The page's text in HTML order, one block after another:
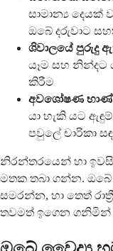
සාමාන්‍ය
ඔබේ දරුවාට
ශිවාලයේ පුරුදු
යෑම සහ නින්දට
කිරීම
අවශෝෂණ
යා හැකි යට
පවුලේ චාරිකා
නිරන්තරයෙන් හා
මතක තබා ගන්න. ඔබේ
සමරන්න, හා තෙත්
තවමත් ඉගෙන ගනිමින්